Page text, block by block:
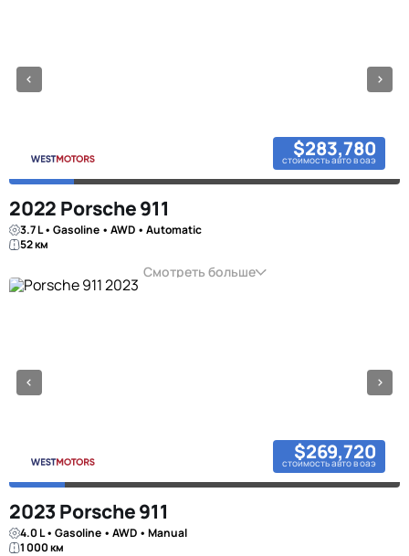
$283,780
стоимость авто в оаэ
2022 Porsche 911
3.7 L • Gasoline • AWD • Automatic
52 км
Смотреть больше
$269,720
стоимость авто в оаэ
2023 Porsche 911
4.0 L • Gasoline • AWD • Manual
1 000 км